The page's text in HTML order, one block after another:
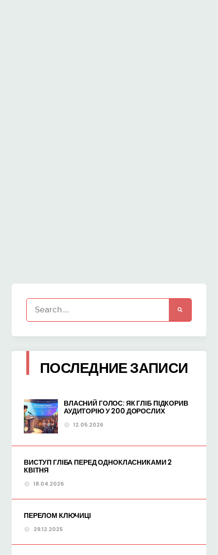
Search
for:
ПОСЛЕДНИЕ ЗАПИСИ
ВЛАСНИЙ ГОЛОС: ЯК ГЛІБ ПІДКОРИВ
АУДИТОРІЮ У 200 ДОРОСЛИХ
12.05.2026
ВИСТУП ГЛІБА ПЕРЕД ОДНОКЛАСНИКАМИ 2
КВІТНЯ
18.04.2026
ПЕРЕЛОМ КЛЮЧИЦІ
29.12.2025